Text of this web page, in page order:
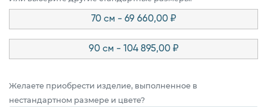
70 см - 69 660,00 ₽
90 см - 104 895,00 ₽
Желаете приобрести изделие, выполненное в
нестандартном размере и цвете?